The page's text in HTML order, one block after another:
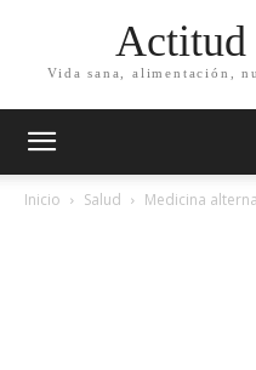
Actitud
Vida sana, alimentación,
Inicio Salud Medicina